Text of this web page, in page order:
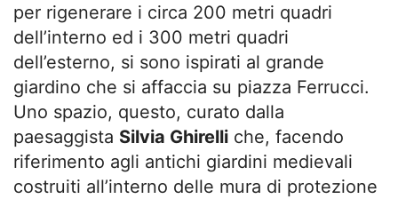
per rigenerare i circa 200 metri quadri
dell’interno ed i 300 metri quadri
dell’esterno, si sono ispirati al grande
giardino che si affaccia su piazza Ferrucci.
Uno spazio, questo, curato dalla
paesaggista Silvia Ghirelli che, facendo
riferimento agli antichi giardini medievali
costruiti all’interno delle mura di protezione